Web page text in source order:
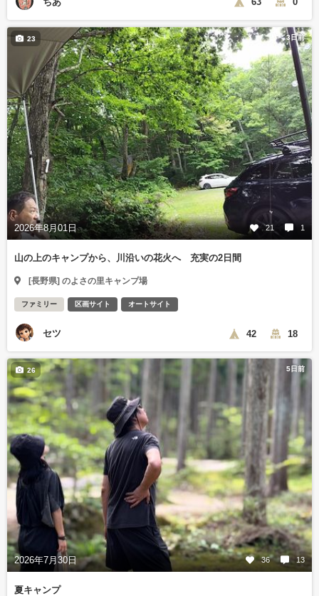
3日前
2026年8月01日 21 1
23
山の上のキャンプから、川沿いの花火へ 充実の2日間
[長野県] のよさの里キャンプ場
ファミリー 区画サイト オートサイト
セツ 42 18
5日前
2026年7月30日 36 13
26
夏キャンプ